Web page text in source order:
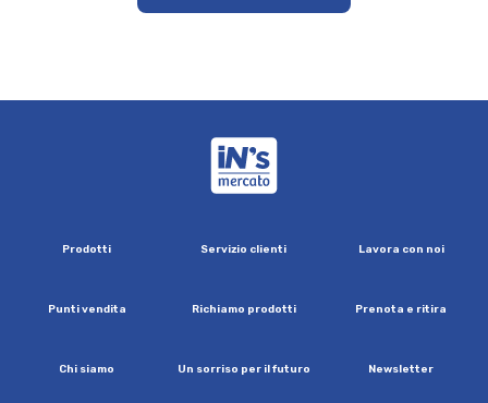
Prodotti Servizio clienti Lavora con noi
Puntivendita Richiamo prodotti Prenota e ritira
Chi siamo Un sorriso per ilfuturo Newsletter